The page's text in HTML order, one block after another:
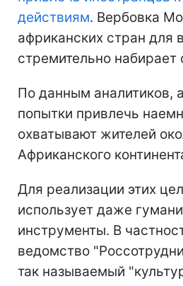
действиям. Вербовка
африканских стран для
стремительно набирает
По данным аналитиков,
попытки привлечь
охватывают жителей
Африканского
Для реализации этих
использует даже
инструменты. В
ведомство
так называемый